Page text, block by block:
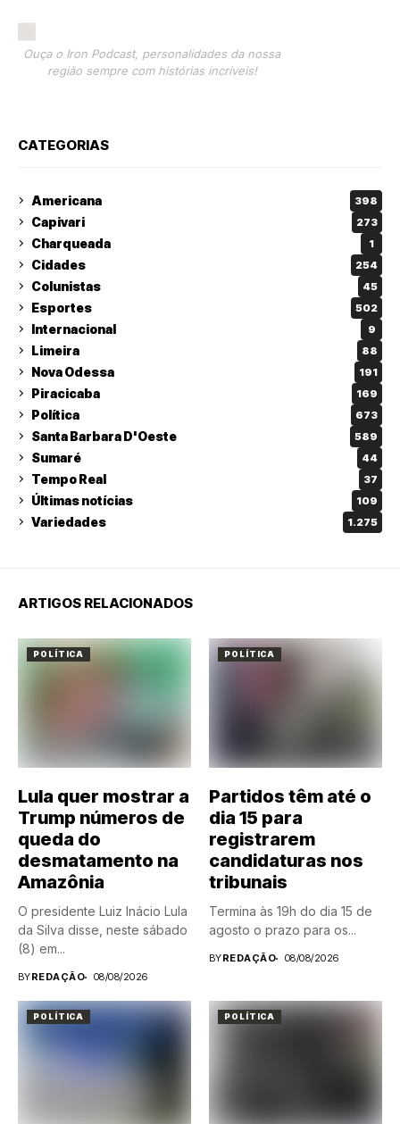
Ouça o Iron Podcast, personalidades da nossa
região sempre com histórias incríveis!
CATEGORIAS
Americana 398
Capivari 273
Charqueada 1
Cidades 254
Colunistas 45
Esportes 502
Internacional 9
Limeira 88
Nova Odessa 191
Piracicaba 169
Política 673
Santa Barbara D'Oeste 589
Sumaré 44
Tempo Real 37
Últimas notícias 109
Variedades 1.275
ARTIGOS RELACIONADOS
POLÍTICA
Lula quer mostrar a
Trump números de
queda do
desmatamento na
Amazônia
O presidente Luiz Inácio Lula
da Silva disse, neste sábado
(8) em...
BYREDAÇÃO 08/08/2026
POLÍTICA
Partidos têm até o
dia 15 para
registrarem
candidaturas nos
tribunais
Termina às 19h do dia 15 de
agosto o prazo para os...
BYREDAÇÃO 08/08/2026
POLÍTICA POLÍTICA